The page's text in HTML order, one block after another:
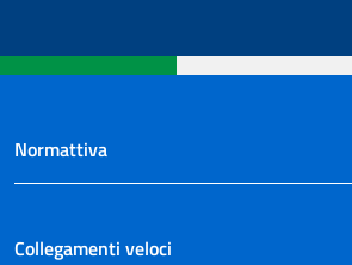
Normattiva
Collegamenti veloci